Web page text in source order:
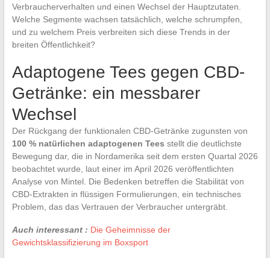
Verbraucherverhalten und einen Wechsel der Hauptzutaten.
Welche Segmente wachsen tatsächlich, welche schrumpfen,
und zu welchem Preis verbreiten sich diese Trends in der
breiten Öffentlichkeit?
Adaptogene Tees gegen CBD-
Getränke: ein messbarer
Wechsel
Der Rückgang der funktionalen CBD-Getränke zugunsten von
100 % natürlichen adaptogenen Tees stellt die deutlichste
Bewegung dar, die in Nordamerika seit dem ersten Quartal 2026
beobachtet wurde, laut einer im April 2026 veröffentlichten
Analyse von Mintel. Die Bedenken betreffen die Stabilität von
CBD-Extrakten in flüssigen Formulierungen, ein technisches
Problem, das das Vertrauen der Verbraucher untergräbt.
Auch interessant : Die Geheimnisse der
Gewichtsklassifizierung im Boxsport